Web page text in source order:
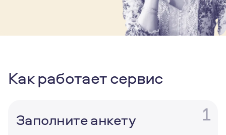
Как работает сервис
1
Заполните анкету